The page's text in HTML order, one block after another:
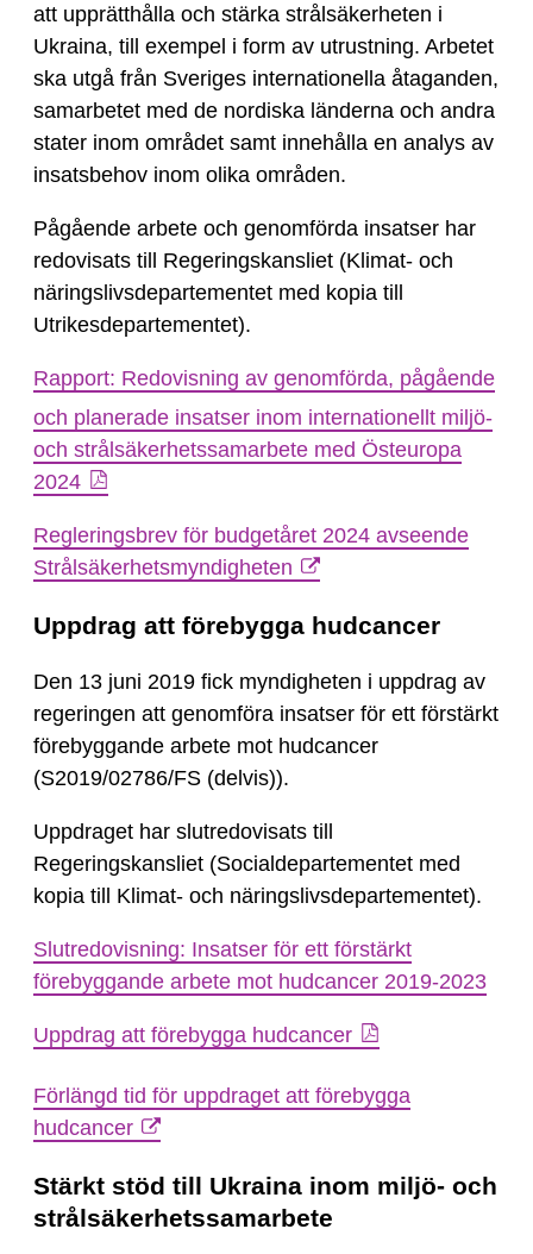
att upprätthålla och stärka strålsäkerheten i
Ukraina, till exempel i form av utrustning. Arbetet
ska utgå från Sveriges internationella åtaganden,
samarbetet med de nordiska länderna och andra
stater inom området samt innehålla en analys av
insatsbehov inom olika områden.
Pågående arbete och genomförda insatser har
redovisats till Regeringskansliet (Klimat- och
näringslivsdepartementet med kopia till
Utrikesdepartementet).
Rapport: Redovisning av genomförda, pågående
och planerade insatser inom internationellt miljö-
och strålsäkerhetssamarbete med Östeuropa
2024
Regleringsbrev för budgetåret 2024 avseende
Strålsäkerhetsmyndigheten
Uppdrag att förebygga hudcancer
Den 13 juni 2019 fick myndigheten i uppdrag av
regeringen att genomföra insatser för ett förstärkt
förebyggande arbete mot hudcancer
(S2019/02786/FS (delvis)).
Uppdraget har slutredovisats till
Regeringskansliet (Socialdepartementet med
kopia till Klimat- och näringslivsdepartementet).
Slutredovisning: Insatser för ett förstärkt
förebyggande arbete mot hudcancer 2019-2023
Uppdrag att förebygga hudcancer
Förlängd tid för uppdraget att förebygga
hudcancer
Stärkt stöd till Ukraina inom miljö- och
strålsäkerhetssamarbete